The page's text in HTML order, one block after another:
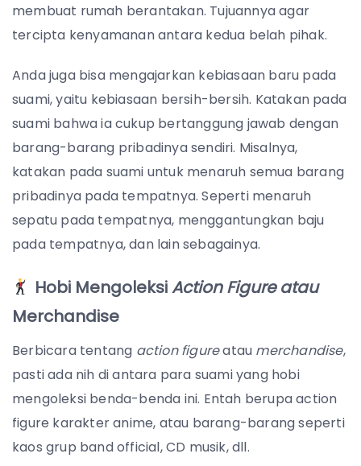
membuat rumah berantakan. Tujuannya agar
tercipta kenyamanan antara kedua belah pihak.
Anda juga bisa mengajarkan kebiasaan baru pada
suami, yaitu kebiasaan bersih-bersih. Katakan pada
suami bahwa ia cukup bertanggung jawab dengan
barang-barang pribadinya sendiri. Misalnya,
katakan pada suami untuk menaruh semua barang
pribadinya pada tempatnya. Seperti menaruh
sepatu pada tempatnya, menggantungkan baju
pada tempatnya, dan lain sebagainya.
Hobi MengoleksiAction Figure atau
Merchandise
Berbicara tentang action figureatau merchandise,
pasti ada nih di antara para suami yang hobi
mengoleksi benda-benda ini. Entah berupa action
figure karakter anime, atau barang-barang seperti
kaos grup band official, CD musik, dll.